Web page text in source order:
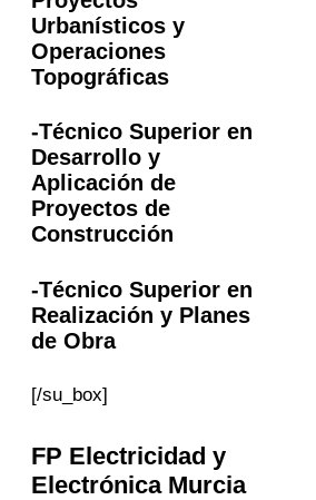
Urbanísticos y
Operaciones
Topográficas
-Técnico Superior en
Desarrollo y
Aplicación de
Proyectos de
Construcción
-Técnico Superior en
Realización y Planes
de Obra
[/su_box]
FP Electricidad y
Electrónica Murcia